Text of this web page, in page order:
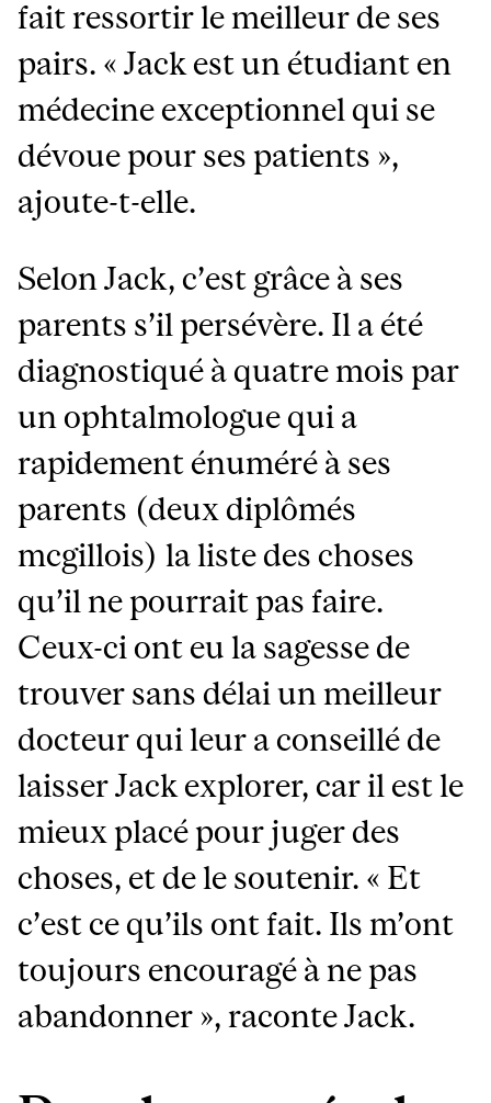
fait ressortir le meilleur de ses
pairs. « Jack est un étudiant en
médecine exceptionnel qui se
dévoue pour ses patients »,
ajoute-t-elle.
Selon Jack, c’est grâce à ses
parents s’il persévère. Il a été
diagnostiqué à quatre mois par
un ophtalmologue qui a
rapidement énuméré à ses
parents (deux diplômés
mcgillois) la liste des choses
qu’il ne pourrait pas faire.
Ceux-ci ont eu la sagesse de
trouver sans délai un meilleur
docteur qui leur a conseillé de
laisser Jack explorer, car il est le
mieux placé pour juger des
choses, et de le soutenir. « Et
c’est ce qu’ils ont fait. Ils m’ont
toujours encouragé à ne pas
abandonner », raconte Jack.